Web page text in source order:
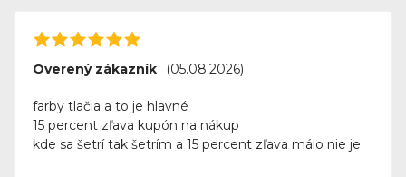
Overený zákazník (05.08.2026)
farby tlačia a to je hlavné
15 percent zľava kupón na nákup
kde sa šetrí tak šetrím a 15 percent zľava málo nie je